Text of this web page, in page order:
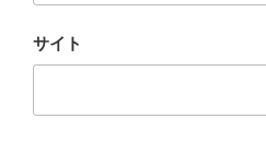
サイト